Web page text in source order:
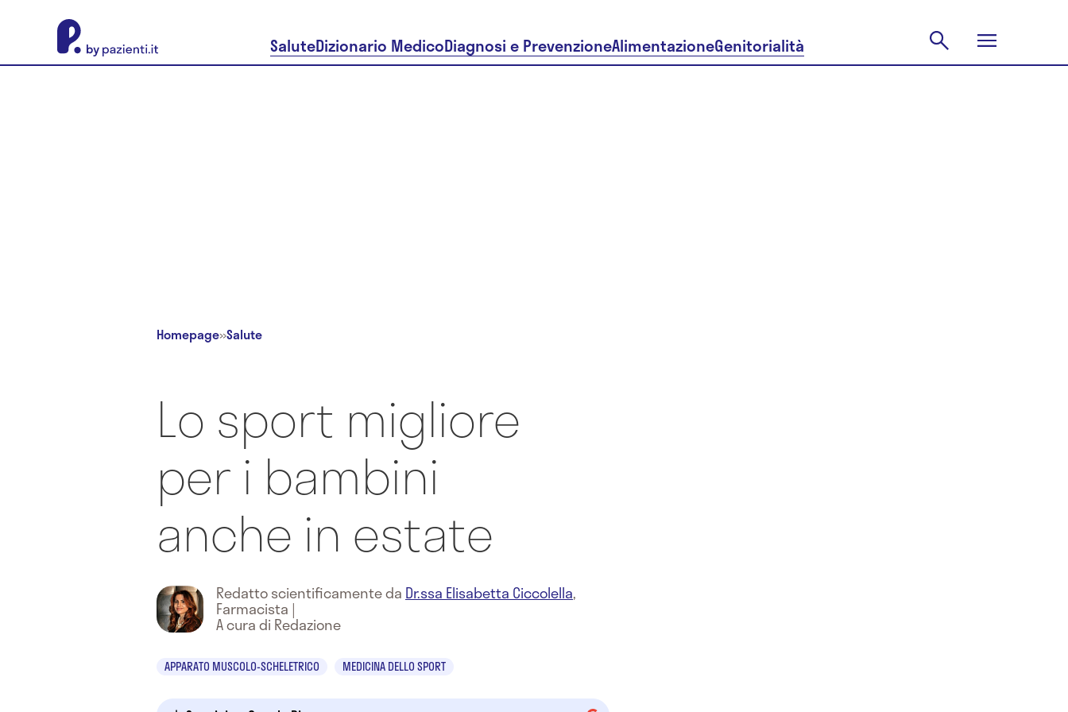
SaluteDizionario MedicoDiagnosi e PrevenzioneAlimentazioneGenitorialità
Homepage»Salute
Lo sport migliore
per i bambini
anche in estate
Redatto scientificamente da Dr.ssa Elisabetta Ciccolella,
Farmacista |
A cura di Redazione
APPARATO MUSCOLO-SCHELETRICO MEDICINA DELLO SPORT